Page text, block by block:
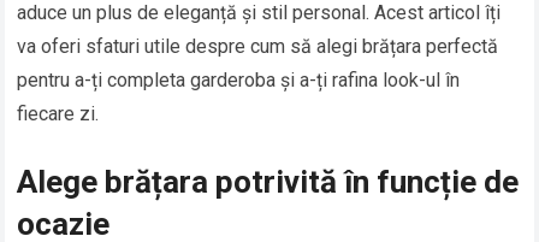
aduce un plus de eleganță și stil personal. Acest articol îți
va oferi sfaturi utile despre cum să alegi brățara perfectă
pentru a-ți completa garderoba și a-ți rafina look-ul în
fiecare zi.
Alege brățara potrivită în funcție de
ocazie